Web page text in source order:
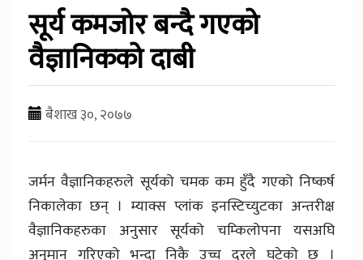
सूर्य कमजोर बन्दै गएको
वैज्ञानिकको दाबी
बैशाख ३०, २०७७
जर्मन वैज्ञानिकहरुले सूर्यको चमक कम हुँदै गएको निष्कर्ष
निकालेका छन् । म्याक्स प्लांक इनस्टिच्युटका अन्तरीक्ष
वैज्ञानिकहरुका अनुसार सूर्यको चम्किलोपना यसअघि
अनुमान गरिएको भन्दा निकै उच्च दरले घटेको छ ।